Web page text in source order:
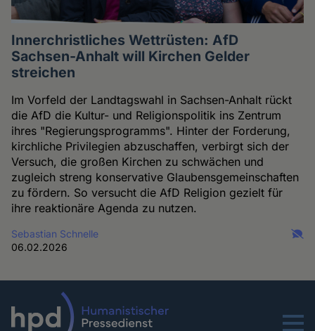
Innerchristliches Wettrüsten: AfD
Sachsen-Anhalt will Kirchen Gelder
streichen
Im Vorfeld der Landtagswahl in Sachsen-Anhalt rückt
die AfD die Kultur- und Religionspolitik ins Zentrum
ihres "Regierungsprogramms". Hinter der Forderung,
kirchliche Privilegien abzuschaffen, verbirgt sich der
Versuch, die großen Kirchen zu schwächen und
zugleich streng konservative Glaubensgemeinschaften
zu fördern. So versucht die AfD Religion gezielt für
ihre reaktionäre Agenda zu nutzen.
Sebastian Schnelle
06.02.2026
Menu